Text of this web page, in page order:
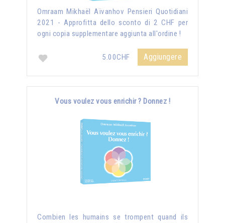
Omraam Mikhaël Aïvanhov Pensieri Quotidiani
2021 - Approfitta dello sconto di 2 CHF per
ogni copia supplementare aggiunta all'ordine !
5.00CHF Aggiungere
Vous voulez vous enrichir ? Donnez !
Combien les humains se trompent quand ils